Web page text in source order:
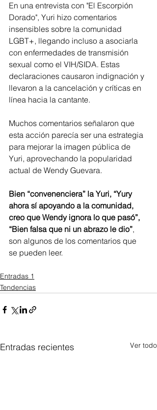
En una entrevista con "El Escorpión
Dorado", Yuri hizo comentarios
insensibles sobre la comunidad
LGBT+, llegando incluso a asociarla
con enfermedades de transmisión
sexual como el VIH/SIDA. Estas
declaraciones causaron indignación y
llevaron a la cancelación y críticas en
línea hacia la cantante.
Muchos comentarios señalaron que
esta acción parecía ser una estrategia
para mejorar la imagen pública de
Yuri, aprovechando la popularidad
actual de Wendy Guevara.
Bien “convenenciera” la Yuri, “Yury
ahora sí apoyando a la comunidad,
creo que Wendy ignora lo que pasó”,
“Bien falsa que ni un abrazo le dio”,
son algunos de los comentarios que
se pueden leer.
Entradas 1
Tendencias
Entradas recientes Ver todo